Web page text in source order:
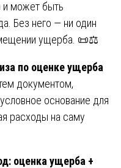
и может быть
Без него — ни один
ущерба. 📜⚖️
по оценке ущерба
документом,
основание для
расходы на саму
оценка ущерба +